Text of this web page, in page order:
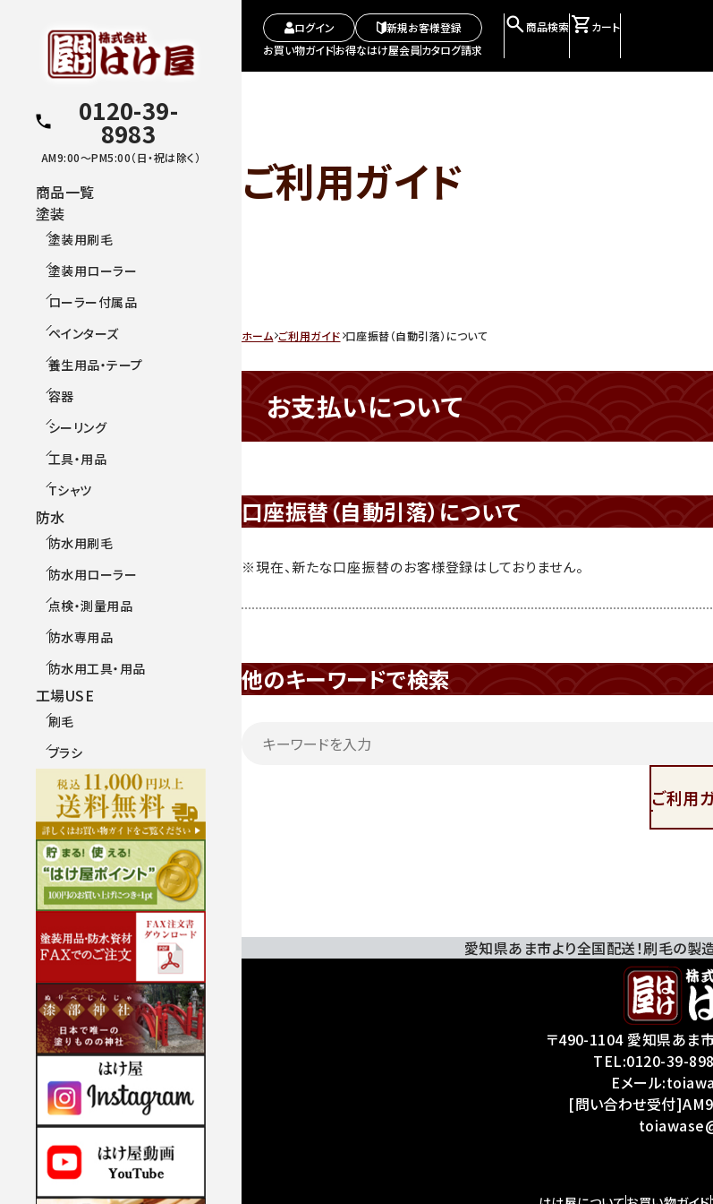
ログイン
新規お客様登録
お買い物ガイドお得なはけ屋会員カタログ請求
商品検索 カート
ご利用ガイド
ホーム ご利用ガイド 口座振替（自動引落）について
お支払いについて
口座振替（自動引落）について
※現在、新たな口座振替のお客様登録はしておりません。
他のキーワードで検索
ご利用
0120-39-
8983
AM9:00～PM5:00（日・祝は除く）
商品一覧
塗装
塗装用刷毛
塗装用ローラー
ローラー付属品
ペインターズ
養生用品・テープ
容器
シーリング
工具・用品
Tシャツ
防水
防水用刷毛
防水用ローラー
点検・測量用品
防水専用品
防水用工具・用品
工場USE
刷毛
ブラシ
愛知県あま市より全国配送！刷毛の製
〒490-1104 愛知県あま
TEL:0120-39-
Eメール
[問い合わせ受付